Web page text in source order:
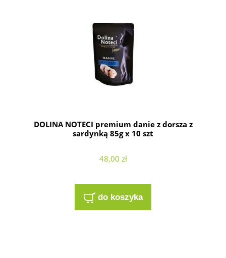
DOLINA NOTECI premium danie z dorsza z
sardynką 85g x 10 szt
48,00 zł
do koszyka